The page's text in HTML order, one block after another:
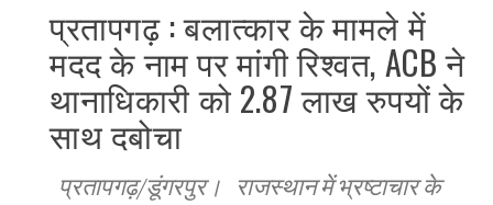
प्रतापगढ़ : बलात्कार के मामले में
मदद के नाम पर मांगी रिश्वत, ACB ने
थानाधिकारी को 2.87 लाख रुपयों के
साथ दबोचा
प्रतापगढ़/डूंगरपुर। राजस्थान में भ्रष्टाचार के